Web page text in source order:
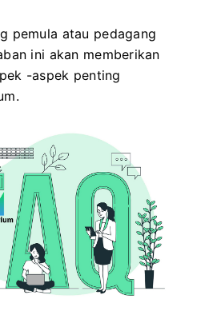
pemula atau pedagang
ini akan memberikan
-aspek penting